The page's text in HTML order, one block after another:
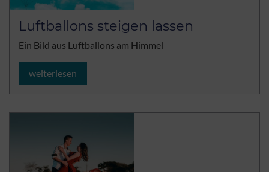
Luftballons steigen lassen
Ein Bild aus Luftballons am Himmel
weiterlesen